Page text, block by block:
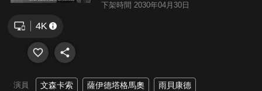
下架時間 2030年04月30日
演員 文森卡索 薩伊德塔格馬奧 雨貝康德